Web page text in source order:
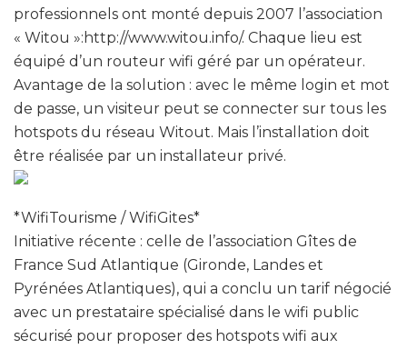
professionnels ont monté depuis 2007 l’association
« Witou »:http://www.witou.info/. Chaque lieu est
équipé d’un routeur wifi géré par un opérateur.
Avantage de la solution : avec le même login et mot
de passe, un visiteur peut se connecter sur tous les
hotspots du réseau Witout. Mais l’installation doit
être réalisée par un installateur privé.
*WifiTourisme / WifiGites*
Initiative récente : celle de l’association Gîtes de
France Sud Atlantique (Gironde, Landes et
Pyrénées Atlantiques), qui a conclu un tarif négocié
avec un prestataire spécialisé dans le wifi public
sécurisé pour proposer des hotspots wifi aux